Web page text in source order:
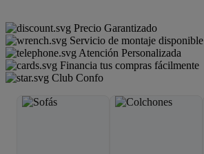
Precio Garantizado
Servicio de montaje disponible
Atención Personalizada
Financia tus compras fácilmente
Club Confo